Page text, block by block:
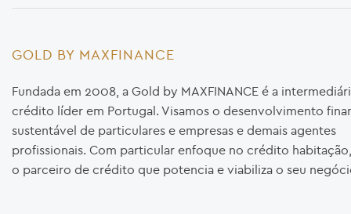
GOLD BY MAXFINANCE
Fundada em 2008, a Gold by MAXFINANCE é a
crédito líder em Portugal. Visamos o desenvolvimento
sustentável de particulares e empresas e demais agentes
profissionais. Com particular enfoque no crédito
o parceiro de crédito que potencia e viabiliza o seu